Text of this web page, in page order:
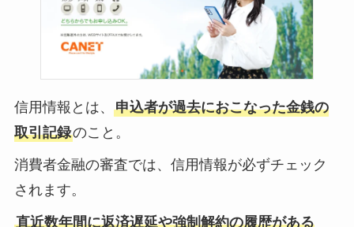
信用情報とは、 申込者が過去におこなった金銭の
取引記録のこと。
消費者金融の審査では、信用情報が必ずチェック
されます。
直近数年間に返済遅延や強制解約の履歴がある